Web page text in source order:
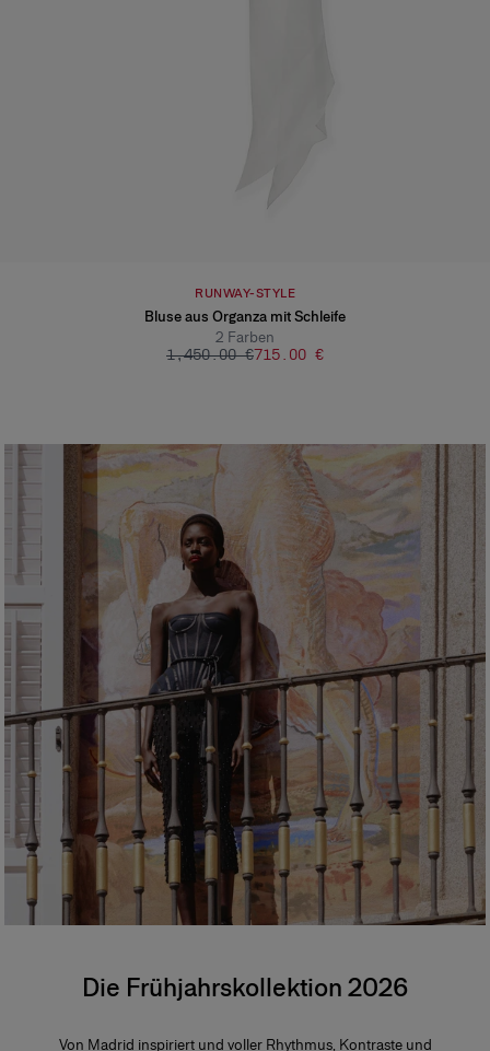
RUNWAY-STYLE
Bluse aus Organza mit Schleife
2 Farben
‌1,450.00 €‌715.00 €
Die Frühjahrskollektion 2026
Von Madrid inspiriert und voller Rhythmus, Kontraste und